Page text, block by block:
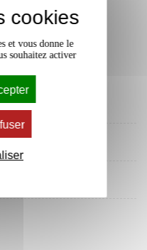
4 crédits
2 crédits
cookies
et vous donne le
souhaitez activer